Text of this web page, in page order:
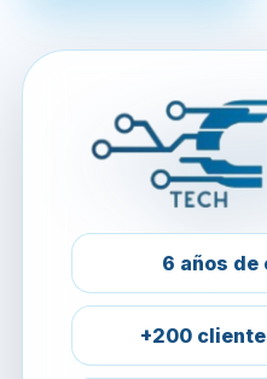
6 años de
+200